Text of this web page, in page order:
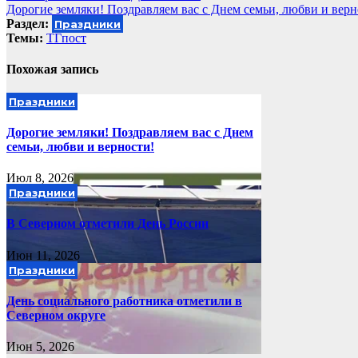
по
записям
Дорогие земляки! Поздравляем вас с Днем семьи, любви и
Раздел: Праздники
Темы: ТГпост
Похожая запись
Праздники
Дорогие земляки! Поздравляем вас с Днем
семьи, любви и верности!
Июл 8, 2026
Праздники
В Северном отметили День России
Июн 11, 2026
Праздники
День социального работника отметили в
Северном округе
Июн 5, 2026